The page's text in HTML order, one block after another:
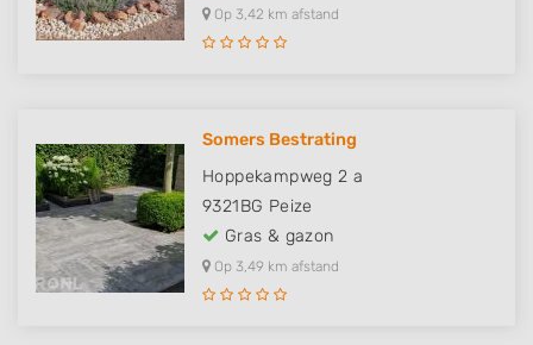
Op 3,42 km afstand
Somers Bestrating
Hoppekampweg 2 a
9321BG Peize
Gras & gazon
Op 3,49 km afstand